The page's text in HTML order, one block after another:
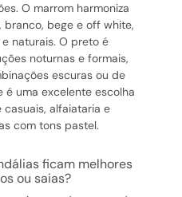
O marrom harmoniza
branco, bege e off white,
naturais. O preto é
noturnas e formais,
escuras ou de
é uma excelente escolha
casuais, alfaiataria e
com tons pastel.
ou saias?